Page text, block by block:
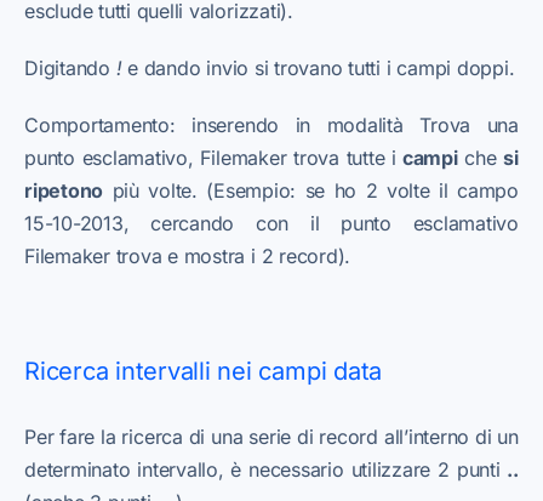
esclude tutti quelli valorizzati).
Digitando !e dando invio si trovano tutti i campi doppi.
Comportamento: inserendo in modalità Trova una
punto esclamativo, Filemaker trova tutte i campichesi
ripetono più volte. (Esempio: se ho 2 volte il campo
15-10-2013, cercando con il punto esclamativo
Filemaker trova e mostra i 2 record).
Ricerca intervalli nei campi data
Per fare la ricerca di una serie di record all’interno di un
determinato intervallo, è necessario utilizzare 2 punti ..